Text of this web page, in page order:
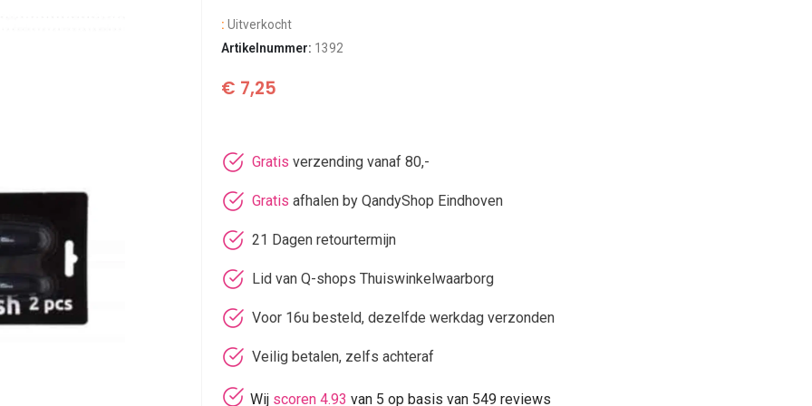
: Uitverkocht
Artikelnummer: 1392
€ 7,25
Gratis verzending vanaf 80,-
Gratis afhalen by QandyShop Eindhoven
21 Dagen retourtermijn
Lid van Q-shops Thuiswinkelwaarborg
Voor 16u besteld, dezelfde werkdag verzonden
Veilig betalen, zelfs achteraf
Wijscoren 4.93 van 5 op basis van 549 reviews